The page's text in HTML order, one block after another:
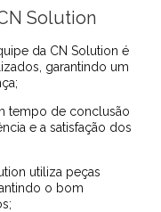
Solution
garantindo um
e a satisfação dos
o bom